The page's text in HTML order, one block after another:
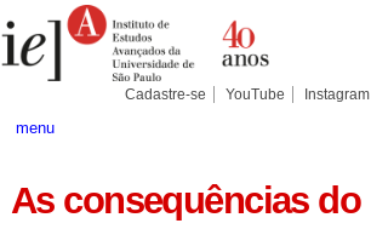
para
conteúdo.
Pessoais
Cadastre-se YouTube Instagram
menu
As consequências do